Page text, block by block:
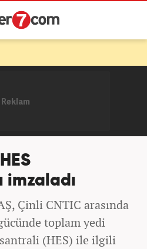
imzaladı
Çinli CNTIC arasında
toplam yedi
(HES) ile ilgili